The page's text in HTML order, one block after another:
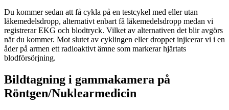
Du kommer sedan att få cykla på en testcykel med eller utan
läkemedelsdropp, alternativt enbart få läkemedelsdropp medan vi
registrerar EKG och blodtryck. Vilket av alternativen det blir avgörs
när du kommer. Mot slutet av cyklingen eller droppet injicerar vi i en
åder på armen ett radioaktivt ämne som markerar hjärtats
blodförsörjning.
Bildtagning i gammakamera på
Röntgen/Nuklearmedicin